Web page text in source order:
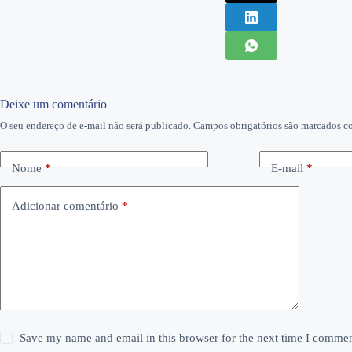
Deixe um comentário
O seu endereço de e-mail não será publicado. Campos obrigatórios são marcados
Nome* E-mail*
Adicionar comentário *
Save my name and email in this browser for the next time I